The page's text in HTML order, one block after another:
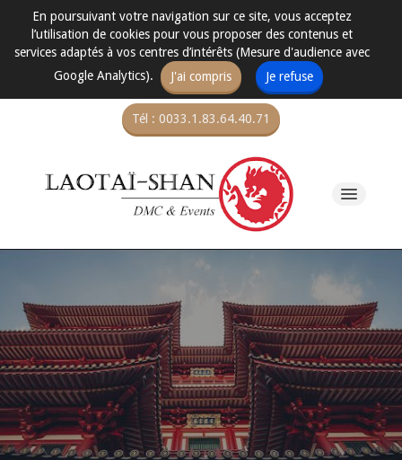
En poursuivant votre navigation sur ce site, vous acceptez
l’utilisation de cookies pour vous proposer des contenus et
services adaptés à vos centres d’intérêts (Mesure d'audience avec
Google Analytics).
J'ai compris Je refuse
Tél : 0033.1.83.64.40.71
Voyages en Indonésie
Voyages en Mongolie
Incentive & MICE